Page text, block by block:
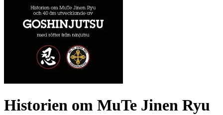
Historien om MuTe Jinen Ryu